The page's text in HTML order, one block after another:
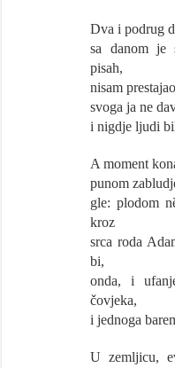
Dva i podrug
sa danom je
pisah,
nisam
svoga ja ne
i nigdje ljudi
A moment
punom
gle: plodom
kroz
srca roda
bi,
onda, i
čovjeka,
i jednoga
U zemljicu,